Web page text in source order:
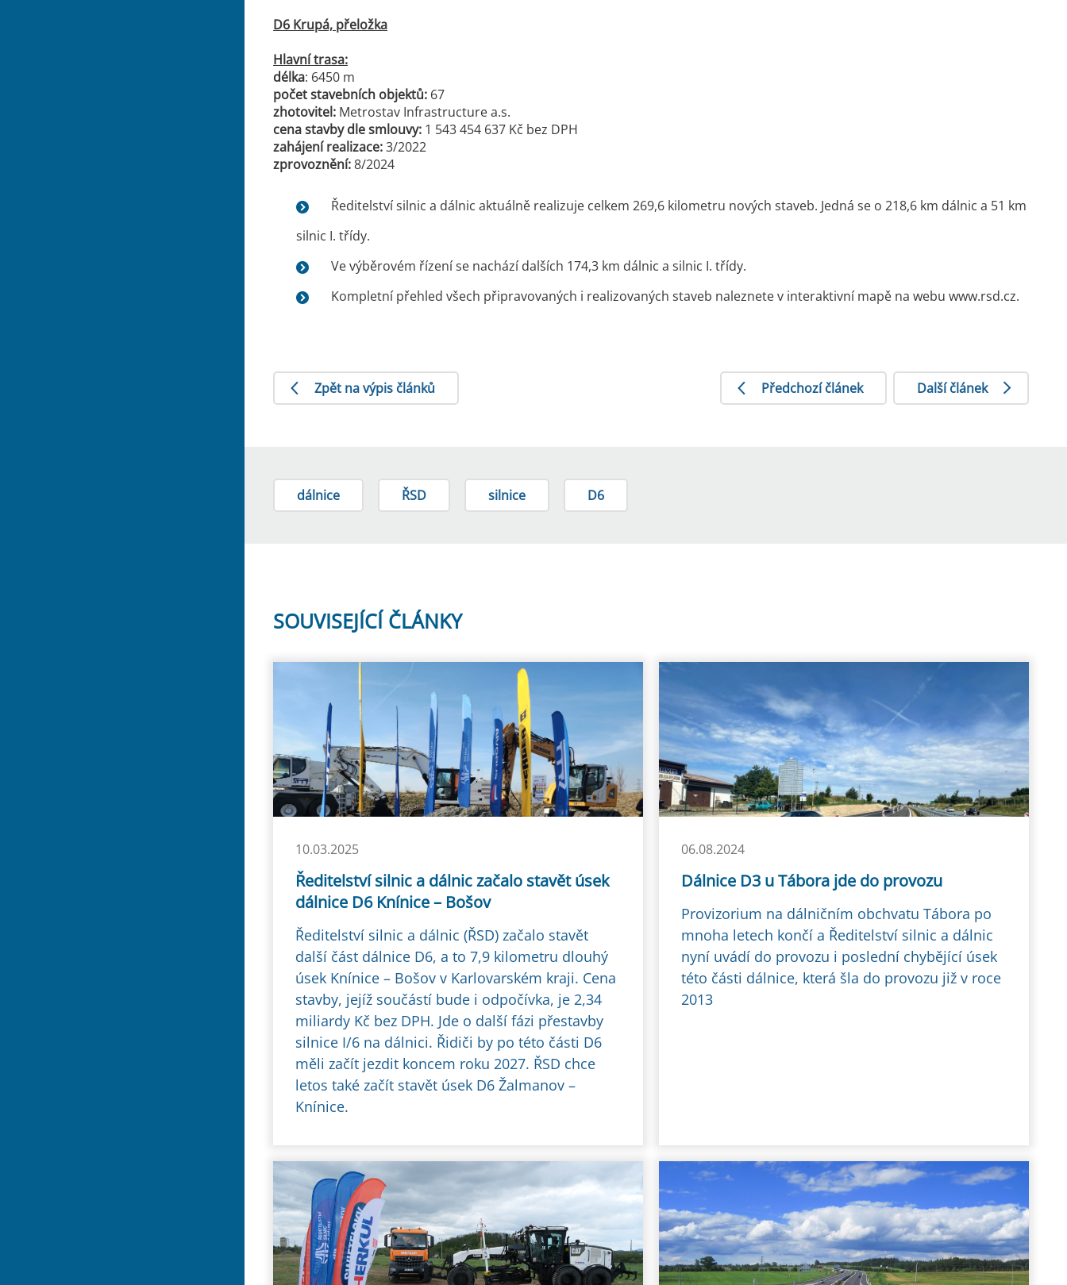
D6 Krupá, přeložka
Hlavní trasa:
délka: 6450 m
počet stavebních objektů: 67
zhotovitel: Metrostav Infrastructure a.s.
cena stavby dle smlouvy: 1 543 454 637 Kč bez DPH
zahájení realizace:3/2022
zprovoznění:8/2024
Ředitelství silnic a dálnic aktuálně realizuje celkem 269,6 kilometru nových staveb. Jedná se o 218,6 km dálnic a 51 km
silnic I. třídy.
Ve výběrovém řízení se nachází dalších 174,3 km dálnic a silnic I. třídy.
Kompletní přehled všech připravovaných i realizovaných staveb naleznete v interaktivní mapě na webu www.rsd.cz.
Zpět na výpis článků Předchozí článek Další článek
dálnice ŘSD silnice D6
SOUVISEJÍCÍ ČLÁNKY
10.03.2025
Ředitelství silnic a dálnic začalo stavět úsek
dálnice D6 Knínice – Bošov
Ředitelství silnic a dálnic (ŘSD) začalo stavět
další část dálnice D6, a to 7,9 kilometru dlouhý
úsek Knínice – Bošov v Karlovarském kraji. Cena
stavby, jejíž součástí bude i odpočívka, je 2,34
miliardy Kč bez DPH. Jde o další fázi přestavby
silnice I/6 na dálnici. Řidiči by po této části D6
měli začít jezdit koncem roku 2027. ŘSD chce
letos také začít stavět úsek D6 Žalmanov –
Knínice.
06.08.2024
Dálnice D3 u Tábora jde do provozu
Provizorium na dálničním obchvatu Tábora po
mnoha letech končí a Ředitelství silnic a dálnic
nyní uvádí do provozu i poslední chybějící úsek
této části dálnice, která šla do provozu již v roce
2013